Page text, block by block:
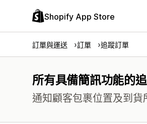
Shopify App Store
訂單與運送 訂單 追蹤訂單
所有具備簡訊功能的
通知顧客包裹位置及到貨